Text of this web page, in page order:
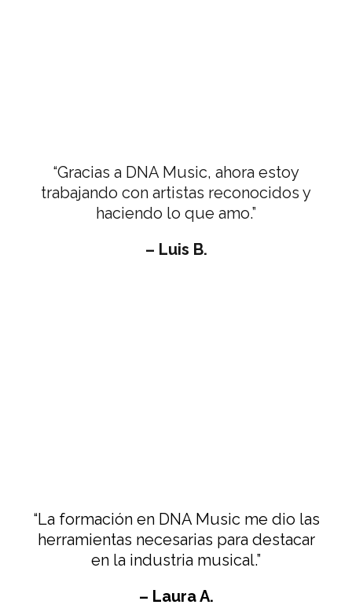
“Gracias a DNA Music, ahora estoy
trabajando con artistas reconocidos y
haciendo lo que amo.”
– Luis B.
“La formación en DNA Music me dio las
herramientas necesarias para destacar
en la industria musical.”
– Laura A.